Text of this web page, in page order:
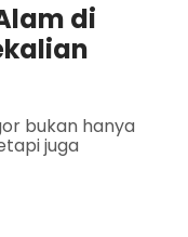
di
bukan hanya
juga